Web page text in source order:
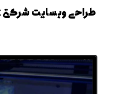
طراحی وبسایت شرکتی realticx